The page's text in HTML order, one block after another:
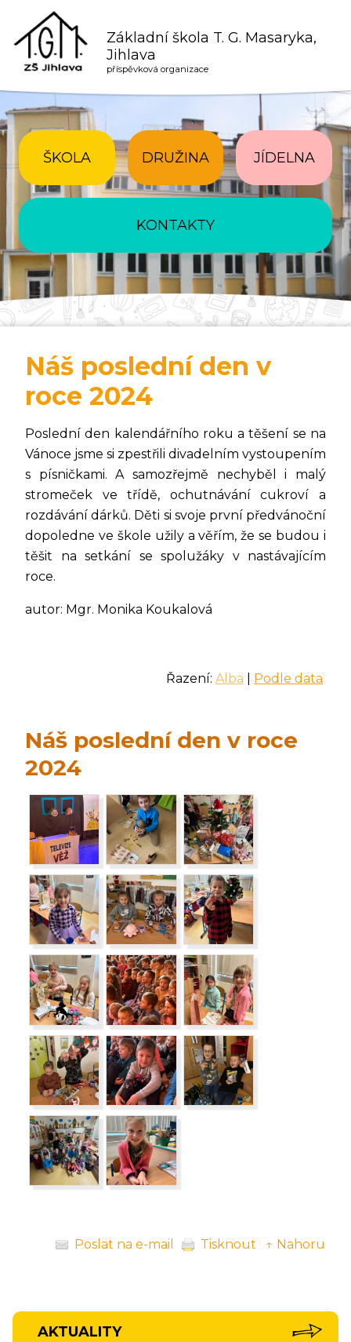
Základní škola T. G. Masaryka,
Jihlava
příspěvková organizace
ŠKOLA DRUŽINA JÍDELNA
KONTAKTY
Náš poslední den v
roce 2024
Poslední den kalendářního roku a těšení se na
Vánoce jsme si zpestřili divadelním vystoupením
s písničkami. A samozřejmě nechyběl i malý
stromeček ve třídě, ochutnávání cukroví a
rozdávání dárků. Děti si svoje první předvánoční
dopoledne ve škole užily a věřím, že se budou i
těšit na setkání se spolužáky v nastávajícím
roce.
autor: Mgr. Monika Koukalová
Řazení: Alba Podle data
Náš poslední den v roce
2024
Poslat na e-mail Tisknout ↑ Nahoru
AKTUALITY